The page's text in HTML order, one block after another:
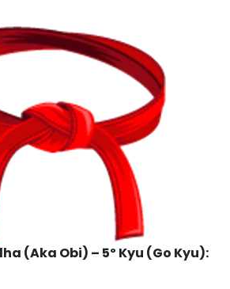
(Aka Obi) – 5º Kyu (Go Kyu):